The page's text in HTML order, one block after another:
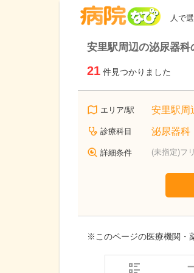
人で
安里駅周辺の泌尿器科
21 件見つかりました
エリア/駅 安里駅周
診療科目 泌尿器科
詳細条件 (未指定)フ
※このページの医療機関・